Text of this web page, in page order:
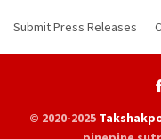
Submit Press Releases
© 2020-2025